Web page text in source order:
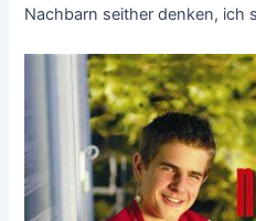
Nachbarn seither denken, ich